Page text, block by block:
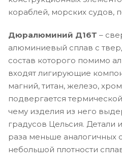
кораблей, морских судов,
Дюралюминий Д16Т –
алюминиевый сплав с
состав которого помимо
входят лигирующие
магний, титан, железо,
подвергается
чему изделия из него
градусов Цельсия. Детали
раза меньше аналогичных
небольшой плотности